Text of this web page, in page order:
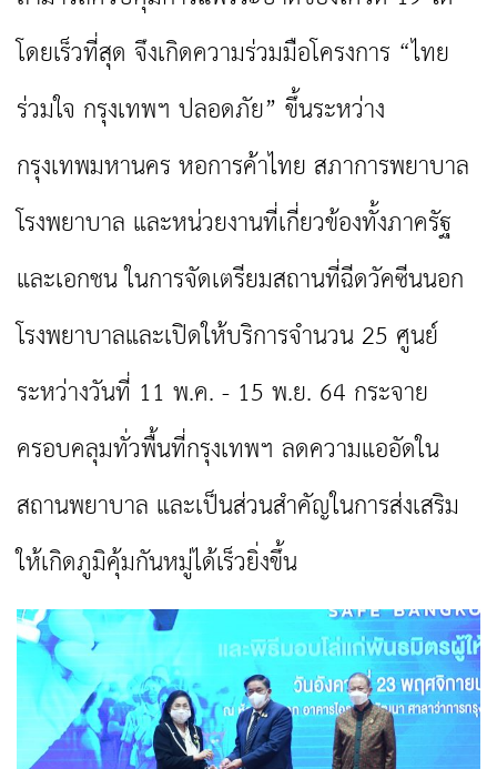
โดยเร็วที่สุด จึงเกิดความร่วมมือโครงการ “ไทย
ร่วมใจ กรุงเทพฯ ปลอดภัย” ขึ้นระหว่าง
กรุงเทพมหานคร หอการค้าไทย สภาการพยาบาล
โรงพยาบาล และหน่วยงานที่เกี่ยวข้องทั้งภาครัฐ
และเอกชน ในการจัดเตรียมสถานที่ฉีดวัคซีนนอก
โรงพยาบาลและเปิดให้บริการจำนวน 25 ศูนย์
ระหว่างวันที่ 11 พ.ค. - 15 พ.ย. 64 กระจาย
ครอบคลุมทั่วพื้นที่กรุงเทพฯ ลดความแออัดใน
สถานพยาบาล และเป็นส่วนสำคัญในการส่งเสริม
ให้เกิดภูมิคุ้มกันหมู่ได้เร็วยิ่งขึ้น